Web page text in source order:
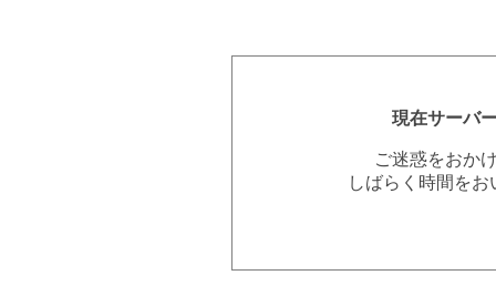
現在サーバ
ご迷惑をおか
しばらく時間を